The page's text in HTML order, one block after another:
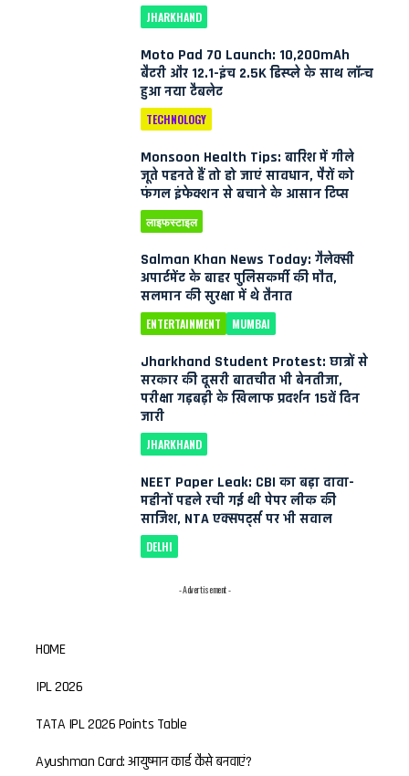
JHARKHAND
Moto Pad 70 Launch: 10,200mAh
बैटरी और 12.1-इंच 2.5K डिस्प्ले के साथ लॉन्च
हुआ नया टैबलेट
TECHNOLOGY
Monsoon Health Tips: बारिश में गीले
जूते पहनते हैं तो हो जाएं सावधान, पैरों को
फंगल इंफेक्शन से बचाने के आसान टिप्स
लाइफस्टाइल
Salman Khan News Today: गैलेक्सी
अपार्टमेंट के बाहर पुलिसकर्मी की मौत,
सलमान की सुरक्षा में थे तैनात
ENTERTAINMENT MUMBAI
Jharkhand Student Protest: छात्रों से
सरकार की दूसरी बातचीत भी बेनतीजा,
परीक्षा गड़बड़ी के खिलाफ प्रदर्शन 15वें दिन
जारी
JHARKHAND
NEET Paper Leak: CBI का बड़ा दावा-
महीनों पहले रची गई थी पेपर लीक की
साजिश, NTA एक्सपर्ट्स पर भी सवाल
DELHI
- Advertisement -
HOME
IPL 2026
TATA IPL 2026 Points Table
Ayushman Card: आयुष्मान कार्ड कैसे बनवाएं?